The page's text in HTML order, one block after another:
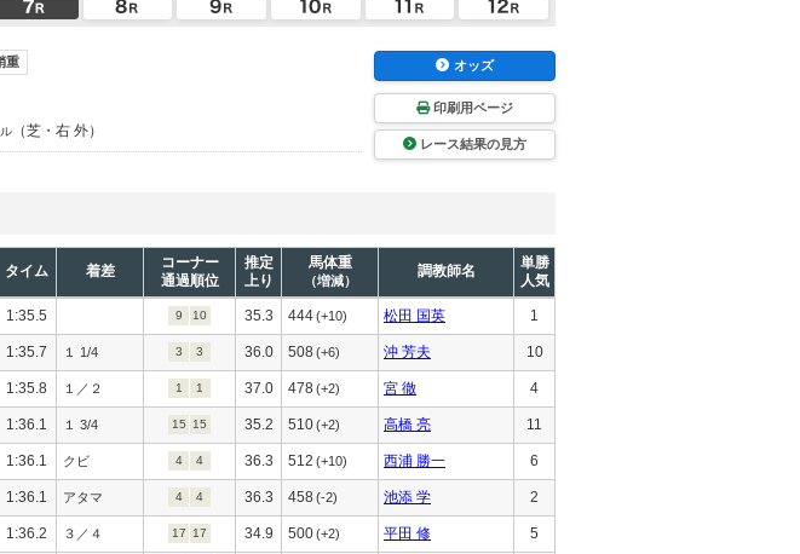
重
（芝・右 外）
オッズ
印刷用ページ
レース結果の見方
タイム 着差
コーナー
通過順位
推定
上り
馬体重
（増減）
調教師名
単勝
人気
1:35.5 9 10 35.3 444(+10) 松田 国英 1
1:35.7 １ 1/4 3 3 36.0 508 (+6) 沖 芳夫 10
1:35.8 １／２ 1 1 37.0 478(+2) 宮 徹 4
1:36.1 １ 3/4 15 15 35.2 510(+2) 高橋 亮 11
1:36.1 クビ 4 4 36.3 512 (+10) 西浦 勝一 6
1:36.1 アタマ 4 4 36.3 458 (-2) 池添 学 2
1:36.2 ３／４ 17 17 34.9 500(+2) 平田 修 5